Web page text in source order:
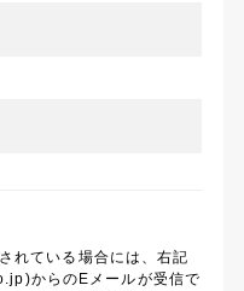
れている場合には、右記
からのEメールが受信で